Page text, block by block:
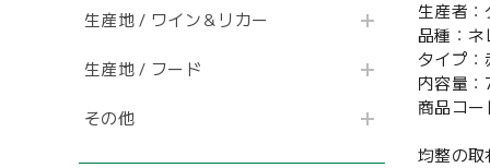
生産地 / ワイン＆リカー
生産地 / フード
その他
生産者：
品種：ネ
タイプ
内容量：
商品コー
均整の取